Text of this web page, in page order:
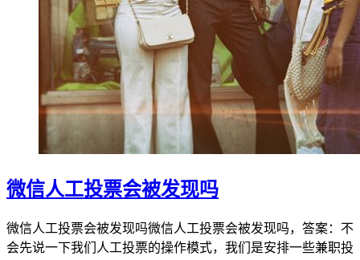
微信人工投票会被发现吗
微信人工投票会被发现吗微信人工投票会被发现吗，答案：不
会先说一下我们人工投票的操作模式，我们是安排一些兼职投